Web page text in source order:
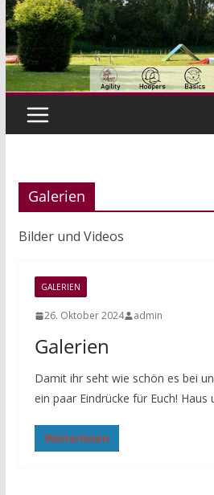
Galerien
Bilder und Videos
GALERIEN
26. Oktober 2024 admin
Galerien
Damit ihr seht wie schön es bei
ein paar Eindrücke für Euch! Haus
Weiterlesen